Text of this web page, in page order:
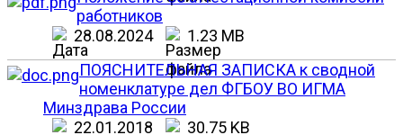
работников
28.08.2024
1.23 MB
ПОЯСНИТЕЛЬНАЯ ЗАПИСКА к сводной
номенклатуре дел ФГБОУ ВО ИГМА
Минздрава России
22.01.2018
30.75 KB